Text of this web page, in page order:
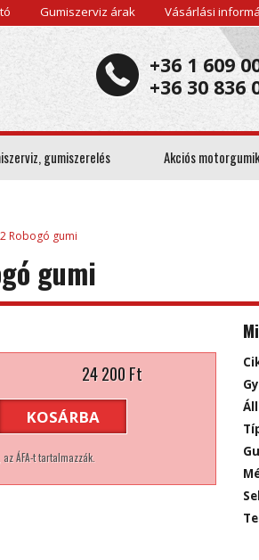
Gumiszerviz árak Vásárlási
+36 1 609
+36 30 836
gumiszerelés Akciós motorgumik
Robogó gumi
gumi
24 200Ft
KOSÁRBA
ÁFA-t tartalmazzák.